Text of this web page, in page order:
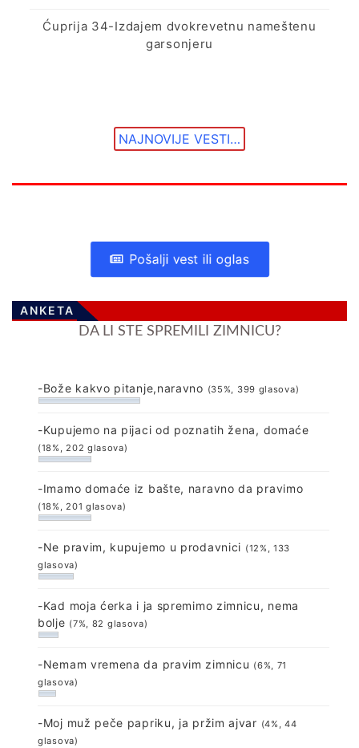
Ćuprija 34-Izdajem dvokrevetnu nameštenu
garsonjeru
NAJNOVIJE VESTI…
Pošalji vest ili oglas
ANKETA
DA LI STE SPREMILI ZIMNICU?
-Bože kakvo pitanje,naravno (35%, 399 glasova)
-Kupujemo na pijaci od poznatih žena, domaće
(18%, 202 glasova)
-Imamo domaće iz bašte, naravno da pravimo
(18%, 201 glasova)
-Ne pravim, kupujemo u prodavnici (12%, 133
glasova)
-Kad moja ćerka i ja spremimo zimnicu, nema
bolje (7%, 82 glasova)
-Nemam vremena da pravim zimnicu (6%, 71
glasova)
-Moj muž peče papriku, ja pržim ajvar (4%, 44
glasova)